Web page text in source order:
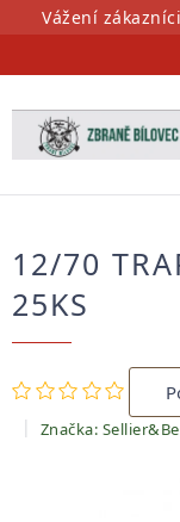
PřejítVážení
12/70
25KS
je
Značka: